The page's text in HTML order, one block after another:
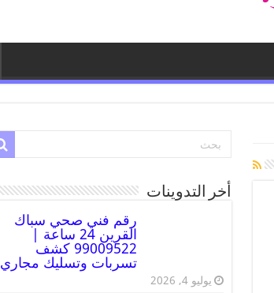
أخر التدوينات
رقم فني صحي سباك
القرين 24 ساعة |
99009522 كشف
تسربات وتسليك مجاري
يوليو 4, 2026